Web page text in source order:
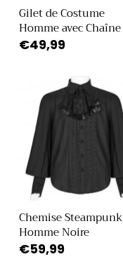
Gilet de Costume
Homme avec Chaîne
Prix
€49,99
Chemise Steampunk
Homme Noire
Prix
€59,99